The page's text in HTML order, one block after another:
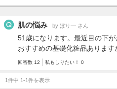
肌の悩み by ぽり― さん
51歳になります。最近目の下が
おすすめの基礎化粧品あります
回答数 12 私もしりたい！ 0
1件中 1-1件を表示